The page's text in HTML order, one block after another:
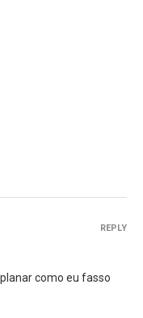
como eu fasso
REPLY